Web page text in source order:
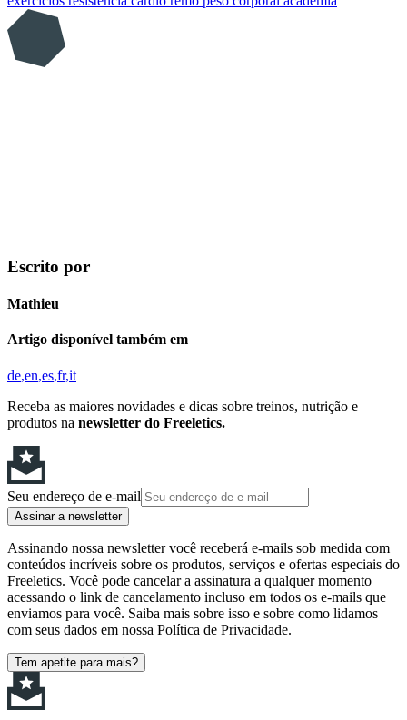
Escrito por
Mathieu
Artigo disponível também em
de en es fr it
Receba as maiores novidades e dicas sobre treinos, nutrição e
produtos na newsletter do Freeletics.
Seu endereço de e-mail
Assinar a newsletter
Assinando nossa newsletter você receberá e-mails sob medida com
conteúdos incríveis sobre os produtos, serviços e ofertas especiais do
Freeletics. Você pode cancelar a assinatura a qualquer momento
acessando o link de cancelamento incluso em todos os e-mails que
enviamos para você. Saiba mais sobre isso e sobre como lidamos
com seus dados em nossa Política de Privacidade.
Tem apetite para mais?